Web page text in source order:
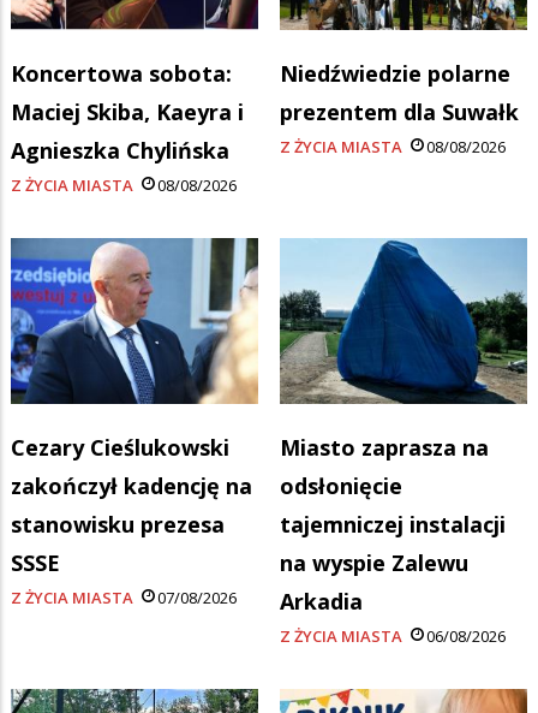
Koncertowa sobota:
Maciej Skiba, Kaeyra i
Agnieszka Chylińska
Z ŻYCIA MIASTA 08/08/2026
Niedźwiedzie polarne
prezentem dla Suwałk
Z ŻYCIA MIASTA 08/08/2026
Cezary Cieślukowski
zakończył kadencję na
stanowisku prezesa
SSSE
Z ŻYCIA MIASTA 07/08/2026
Miasto zaprasza na
odsłonięcie
tajemniczej instalacji
na wyspie Zalewu
Arkadia
Z ŻYCIA MIASTA 06/08/2026